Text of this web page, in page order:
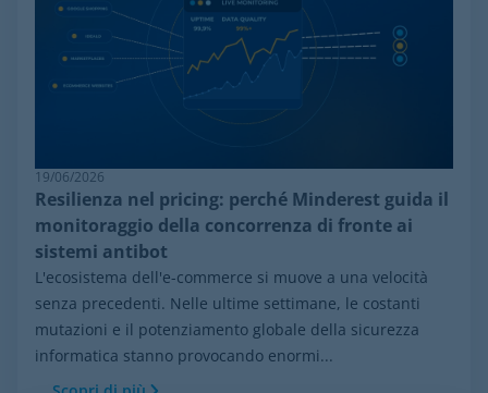
19/06/2026
Resilienza nel pricing: perché Minderest guida il
monitoraggio della concorrenza di fronte ai
sistemi antibot
L'ecosistema dell'e-commerce si muove a una velocità
senza precedenti. Nelle ultime settimane, le costanti
mutazioni e il potenziamento globale della sicurezza
informatica stanno provocando enormi...